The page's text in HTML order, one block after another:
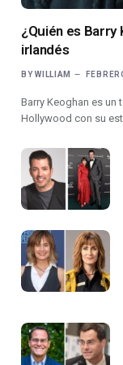
¿Quién es
irlandés
BY WILLIAM
Barry Keoghan es
Hollywood con su